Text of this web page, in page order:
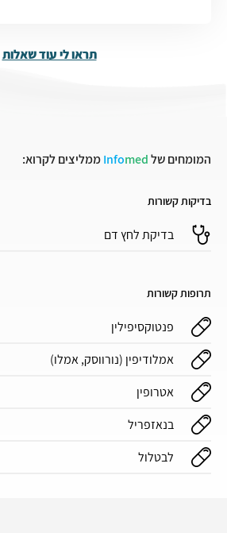
תראו לי עוד שאלות
המומחים של Infomed ממליצים לקרוא:
בדיקות קשורות
בדיקת לחץ דם
תרופות קשורות
פנטוקסיפילין
אמלודיפין (נורווסק, אמלו)
אטרופין
בנאזפריל
לבטלול